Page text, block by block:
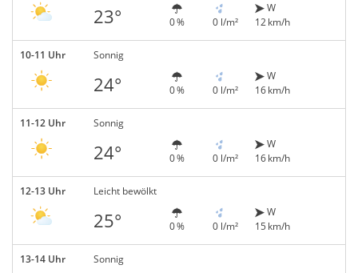
23° 0 % 0 l/m²
W
12 km/h
10-11 Uhr Sonnig
24° 0 % 0 l/m²
W
16 km/h
11-12 Uhr Sonnig
24° 0 % 0 l/m²
W
16 km/h
12-13 Uhr Leicht bewölkt
25° 0 % 0 l/m²
W
15 km/h
13-14 Uhr
Sonnig